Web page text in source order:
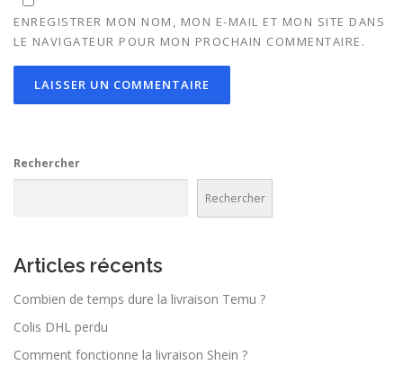
ENREGISTRER MON NOM, MON E-MAIL ET MON SITE DANS
LE NAVIGATEUR POUR MON PROCHAIN COMMENTAIRE.
Rechercher
Rechercher
Articles récents
Combien de temps dure la livraison Temu ?
Colis DHL perdu
Comment fonctionne la livraison Shein ?